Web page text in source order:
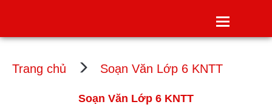
Toggle
Trang chủ Soạn Văn Lớp 6 KNTT
Soạn Văn Lớp 6 KNTT